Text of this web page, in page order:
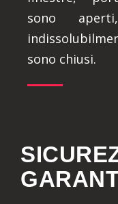
sono
sono chiusi.